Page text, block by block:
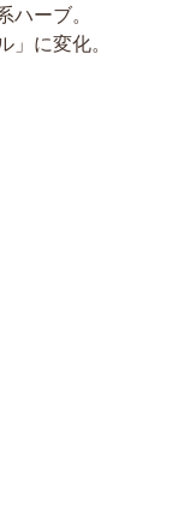
ーブ。
に変化。